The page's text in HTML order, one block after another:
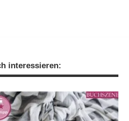
interessieren: